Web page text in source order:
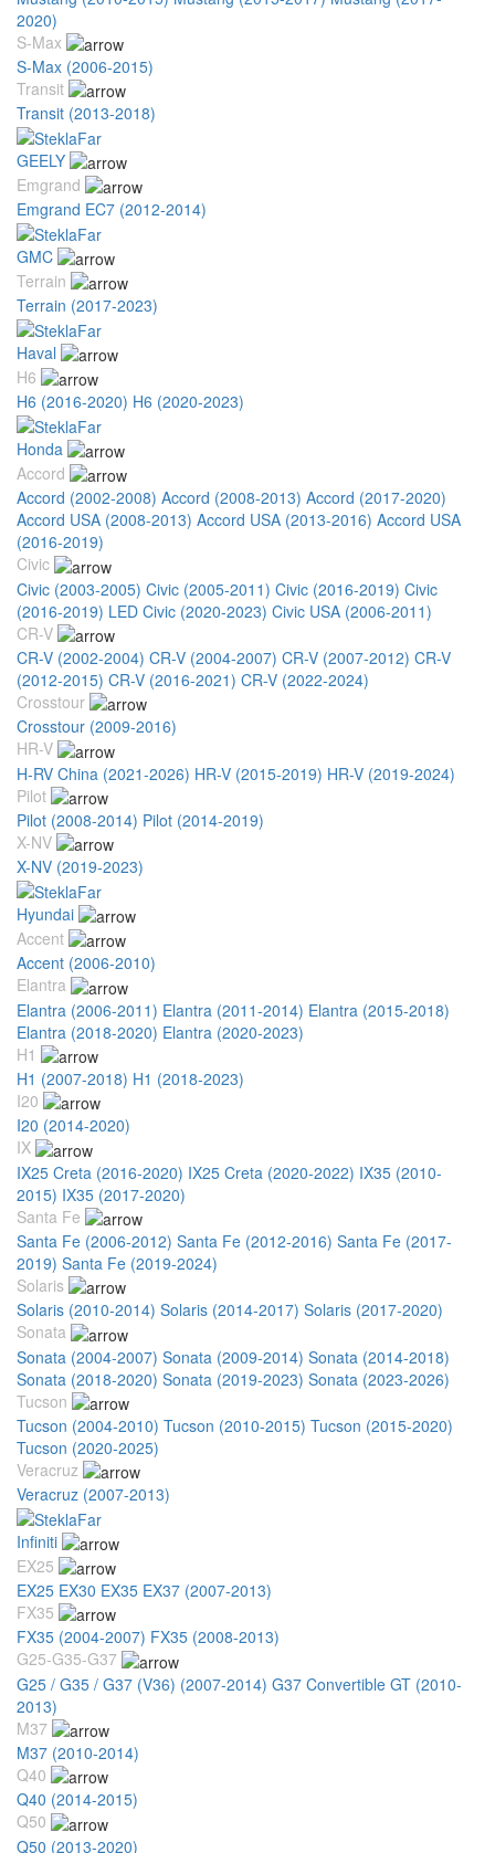
2020)
S-Max
S-Max (2006-2015)
Transit
Transit (2013-2018)
GEELY
Emgrand
Emgrand EC7 (2012-2014)
GMC
Terrain
Terrain (2017-2023)
Haval
H6
H6 (2016-2020) H6 (2020-2023)
Honda
Accord
Accord (2002-2008) Accord (2008-2013) Accord (2017-2020)
Accord USA (2008-2013) Accord USA (2013-2016) Accord USA
(2016-2019)
Civic
Civic (2003-2005) Civic (2005-2011) Civic (2016-2019) Civic
(2016-2019) LED Civic (2020-2023) Civic USA (2006-2011)
CR-V
CR-V (2002-2004) CR-V (2004-2007) CR-V (2007-2012) CR-V
(2012-2015) CR-V (2016-2021) CR-V (2022-2024)
Crosstour
Crosstour (2009-2016)
HR-V
H-RV China (2021-2026) HR-V (2015-2019) HR-V (2019-2024)
Pilot
Pilot (2008-2014) Pilot (2014-2019)
X-NV
X-NV (2019-2023)
Hyundai
Accent
Accent (2006-2010)
Elantra
Elantra (2006-2011) Elantra (2011-2014) Elantra (2015-2018)
Elantra (2018-2020) Elantra (2020-2023)
H1
H1 (2007-2018) H1 (2018-2023)
I20
I20 (2014-2020)
IX
IX25 Creta (2016-2020) IX25 Creta (2020-2022) IX35 (2010-
2015) IX35 (2017-2020)
Santa Fe
Santa Fe (2006-2012) Santa Fe (2012-2016) Santa Fe (2017-
2019) Santa Fe (2019-2024)
Solaris
Solaris (2010-2014) Solaris (2014-2017) Solaris (2017-2020)
Sonata
Sonata (2004-2007) Sonata (2009-2014) Sonata (2014-2018)
Sonata (2018-2020) Sonata (2019-2023) Sonata (2023-2026)
Tucson
Tucson (2004-2010) Tucson (2010-2015) Tucson (2015-2020)
Tucson (2020-2025)
Veracruz
Veracruz (2007-2013)
Infiniti
EX25
EX25 EX30 EX35 EX37 (2007-2013)
FX35
FX35 (2004-2007) FX35 (2008-2013)
G25-G35-G37
G25 / G35 / G37 (V36) (2007-2014) G37 Convertible GT (2010-
2013)
M37
M37 (2010-2014)
Q40
Q40 (2014-2015)
Q50
Q50 (2013-2020)